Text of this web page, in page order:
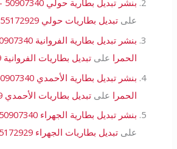
بنشر تبديل بطارية حولي 50907340 - كراج وبنشر الحمرا
علىتبديل بطاريات حولي 55172929
الحمرا علىتبديل بطاريات الفروانية 55172929
الحمرا علىتبديل بطاريات الأحمدي 55172929
بنشر تبديل بطارية الجهراء 50907340 - كراج وبنشر الحمرا
علىتبديل بطاريات الجهراء 55172929